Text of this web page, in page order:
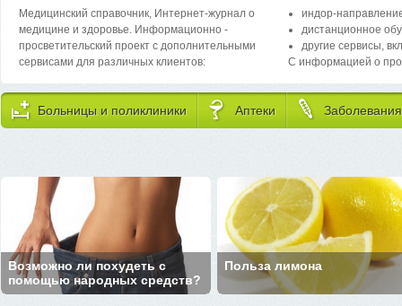
Медицинский справочник, Интернет-журнал о
медицине и здоровье. Информационно -
просветительский проект с дополнительными
сервисами для различных клиентов:
индор-
дистанционное
другие сервисы,
С информацией о
Больницы и поликлиники Аптеки Заболевания
Возможно ли похудеть с
помощью народных средств?
Польза лимона